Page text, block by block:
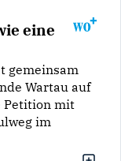
eine
gemeinsam
Wartau auf
Petition mit
im